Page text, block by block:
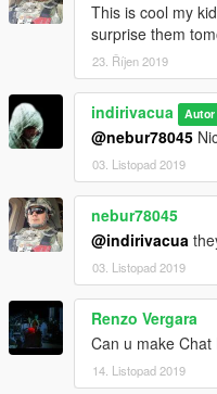
This is cool my
surprise them
23. Říjen 2019
indirivacua Autor
@nebur78045
03. Listopad 2019
nebur78045
@indirivacua
03. Listopad 2019
Renzo Vergara
Can u make Chat
14. Listopad 2019